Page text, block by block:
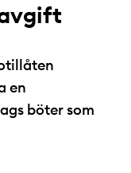
en
böter som